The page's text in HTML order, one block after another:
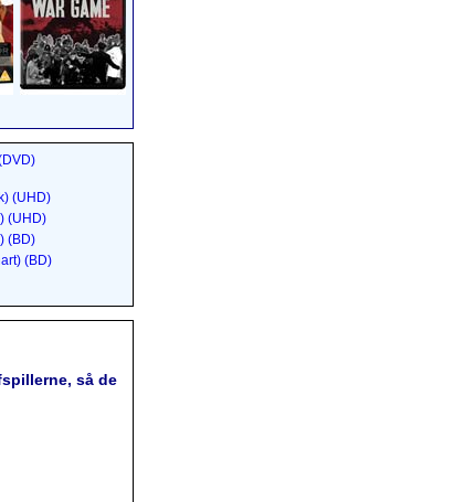
(UHD)
(UHD)
(BD)
(BD)
så de